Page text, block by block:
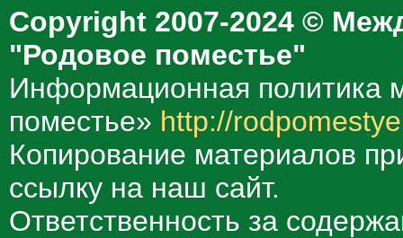
Copyright 2007-2024 ©
"Родовое поместье"
Информационная политика
поместье» http://
Копирование материалов
ссылку на наш сайт.
Ответственность за